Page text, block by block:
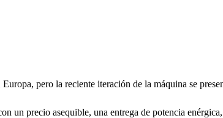
pero la reciente iteración de la máquina se
un precio asequible, una entrega de potencia